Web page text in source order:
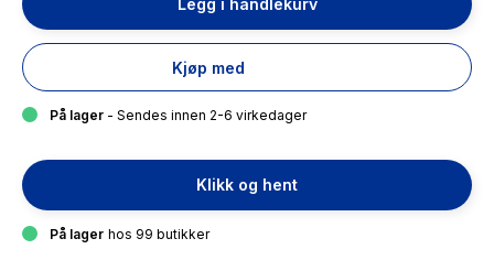
Legg i handlekurv
Kjøp med
På lager - Sendes innen 2-6 virkedager
Klikk og hent
På lager hos 99 butikker